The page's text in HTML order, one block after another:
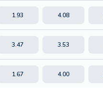
1.93 4.08
3.47 3.53
1.67 4.00